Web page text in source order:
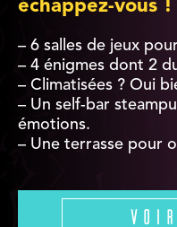
échappez-vous !
– 6 salles de jeux
– 4 énigmes dont 2
– Climatisées ? Oui
– Un self-bar
émotions.
– Une terrasse pour